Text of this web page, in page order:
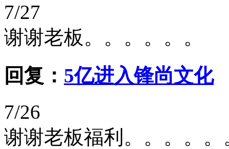
7/27
谢谢老板。。。。。。
回复： 5亿进入锋尚文化
7/26
谢谢老板福利。。。。。